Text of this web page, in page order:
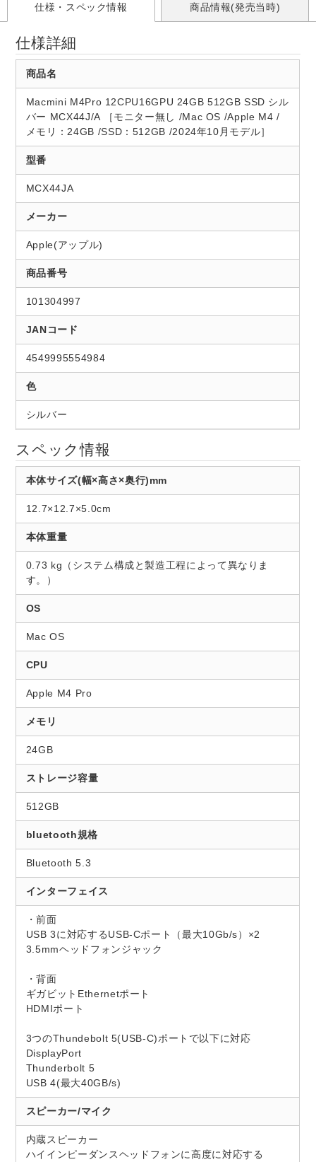
仕様・スペック情報 商品情報(発売当時)
仕様詳細
商品名
Macmini M4Pro 12CPU16GPU 24GB 512GB SSD シル
バー MCX44J/A ［モニター無し /Mac OS /Apple M4 /
メモリ：24GB /SSD：512GB /2024年10月モデル］
型番
MCX44JA
メーカー
Apple(アップル)
商品番号
101304997
JANコード
4549995554984
色
シルバー
スペック情報
本体サイズ(幅×高さ×奥行)mm
12.7×12.7×5.0cm
本体重量
0.73 kg（システム構成と製造工程によって異なりま
す。）
OS
Mac OS
CPU
Apple M4 Pro
メモリ
24GB
ストレージ容量
512GB
bluetooth規格
Bluetooth 5.3
インターフェイス
・前面
USB 3に対応するUSB-Cポート（最大10Gb/s）×2
3.5mmヘッドフォンジャック
・背面
ギガビットEthernetポート
HDMIポート
3つのThundebolt 5(USB-C)ポートで以下に対応
DisplayPort
Thunderbolt 5
USB 4(最大40GB/s)
スピーカー/マイク
内蔵スピーカー
ハイインピーダンスヘッドフォンに高度に対応する